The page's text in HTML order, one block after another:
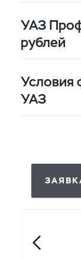
УАЗ
рублей
Условия
УАЗ